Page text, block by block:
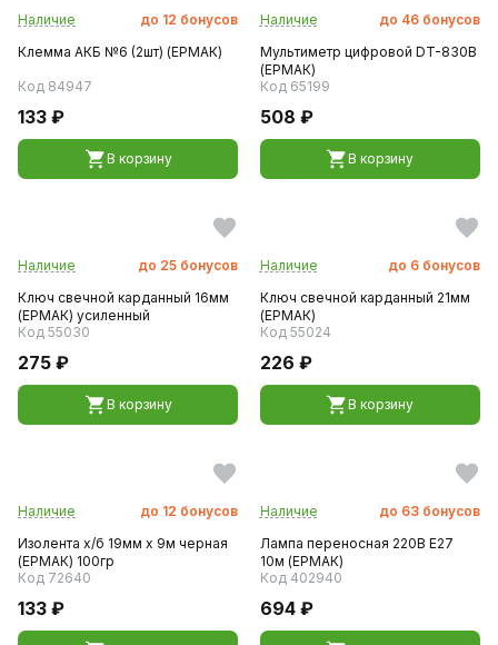
Наличие до 12 бонусов
Клемма АКБ №6 (2шт) (ЕРМАК)
Код 84947
133 ₽
В корзину
Наличие до 46 бонусов
Мультиметр цифровой DT-830В
(ЕРМАК)
Код 65199
508 ₽
В корзину
Наличие до 25 бонусов
Ключ свечной карданный 16мм
(ЕРМАК) усиленный
Код 55030
275 ₽
В корзину
Наличие до 6 бонусов
Ключ свечной карданный 21мм
(ЕРМАК)
Код 55024
226 ₽
В корзину
Наличие до 12 бонусов
Изолента х/б 19мм х 9м черная
(ЕРМАК) 100гр
Код 72640
133 ₽
Наличие до 63 бонусов
Лампа переносная 220В E27
10м (ЕРМАК)
Код 402940
694 ₽